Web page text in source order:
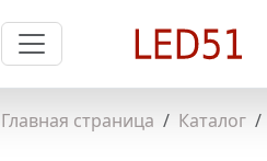
Главная страница Каталог